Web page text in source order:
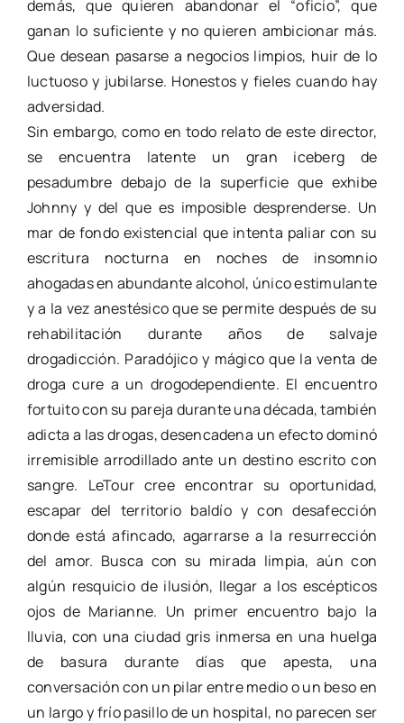
demás, que quieren abandonar el “oficio”, que
ganan lo suficiente y no quieren ambicionar más.
Que desean pasarse a negocios limpios, huir de lo
luctuoso y jubilarse. Honestos y fieles cuando hay
adversidad.
Sin embargo, como en todo relato de este director,
se encuentra latente un gran iceberg de
pesadumbre debajo de la superficie que exhibe
Johnny y del que es imposible desprenderse. Un
mar de fondo existencial que intenta paliar con su
escritura nocturna en noches de insomnio
ahogadas en abundante alcohol, único estimulante
y a la vez anestésico que se permite después de su
rehabilitación durante años de salvaje
drogadicción. Paradójico y mágico que la venta de
droga cure a un drogodependiente. El encuentro
fortuito con su pareja durante una década, también
adicta a las drogas, desencadena un efecto dominó
irremisible arrodillado ante un destino escrito con
sangre. LeTour cree encontrar su oportunidad,
escapar del territorio baldío y con desafección
donde está afincado, agarrarse a la resurrección
del amor. Busca con su mirada limpia, aún con
algún resquicio de ilusión, llegar a los escépticos
ojos de Marianne. Un primer encuentro bajo la
lluvia, con una ciudad gris inmersa en una huelga
de basura durante días que apesta, una
conversación con un pilar entre medio o un beso en
un largo y frío pasillo de un hospital, no parecen ser